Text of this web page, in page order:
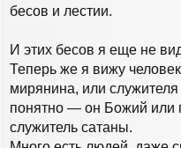
бесов и лестии.
И этих бесов я еще не
Теперь же я вижу
мирянина, или
понятно — он Божий или
служитель сатаны.